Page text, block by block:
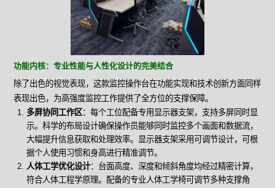
功能内核：专业性能与人性化设计的完美结合
除了出色的视觉表现，这款监控操作台在功能实现和技术创新方面同样
表现出色，为高强度监控工作提供了全方位的支撑保障。
多屏协同工作区：每个工位配备专用显示器支架，支持多屏同时显
示。科学的布局设计确保操作员能够同时监控多个画面和数据流，
大幅提升信息获取和处理效率。显示器支架采用可调节设计，可根
据个人使用习惯和身高进行精准调节。
人体工学优化设计：台面高度、深度和倾斜角度均经过精密计算，
符合人体工程学原理。配备的专业人体工学椅可调节多种支撑角